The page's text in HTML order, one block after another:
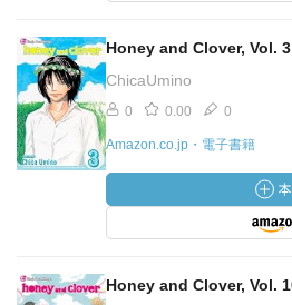
Honey and Clover, Vol.
ChicaUmino
0 0.00 0
Amazon.co.jp・電子書籍
Honey and Clover, Vol.